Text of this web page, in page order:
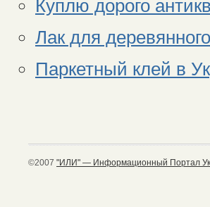
Куплю дорого
Лак для
Паркетный клей в
©2007 "ИЛИ" — Информационный Портал